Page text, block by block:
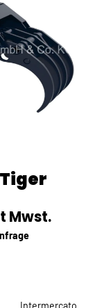
Mwst.
Intermercato